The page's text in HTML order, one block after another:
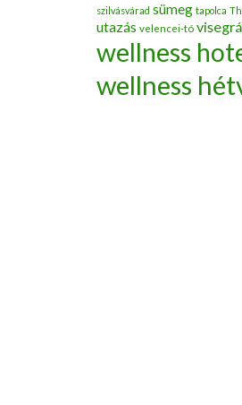
szilvásvárad sümeg tapolca
utazás velencei-tó
wellness
wellness